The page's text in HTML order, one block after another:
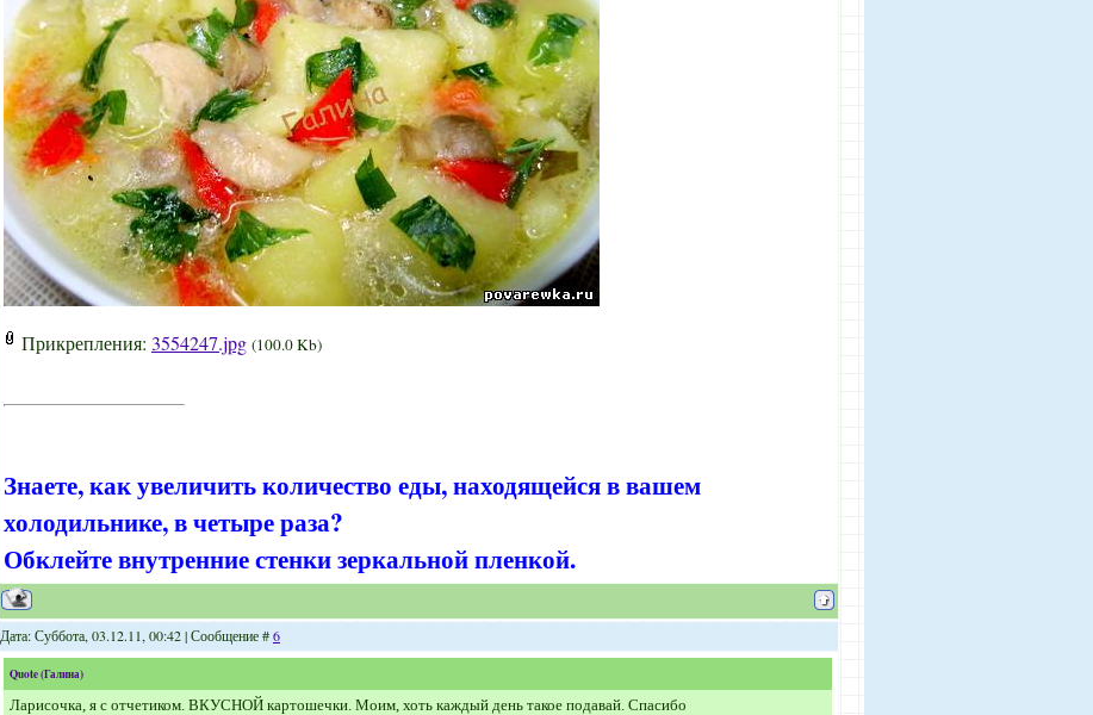
Прикрепления: 3554247.jpg (100.0 Kb)
Знаете, как увеличить количество еды, находящейся в вашем
холодильнике, в четыре раза?
Обклейте внутренние стенки зеркальной пленкой.
Дата: Суббота, 03.12.11, 00:42 | Сообщение #6
Quote(Галина)
Ларисочка, я с отчетиком. ВКУСНОЙ картошечки. Моим, хоть каждый день такое подавай. Спасибо